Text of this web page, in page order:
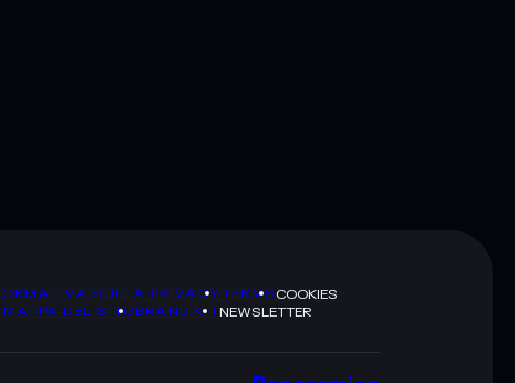
SULLA PRIVACYTERMSCOOKIES
MAPPA DEL SITOBRAND KITNEWSLETTER